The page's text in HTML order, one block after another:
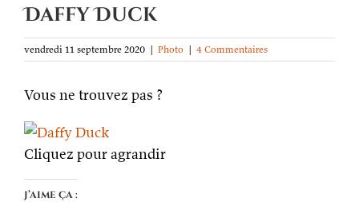
Daffy Duck
vendredi 11 septembre 2020 | Photo | 4 Commentaires
Vous ne trouvez pas ?
Cliquez pour agrandir
J’aime ça :